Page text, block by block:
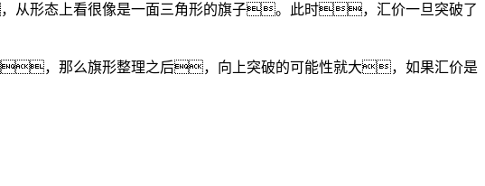
形态上看很像是一面三角形的旗子。此时，汇价一旦突破了
，那么旗形整理之后，向上突破的可能性就大，如果汇价是